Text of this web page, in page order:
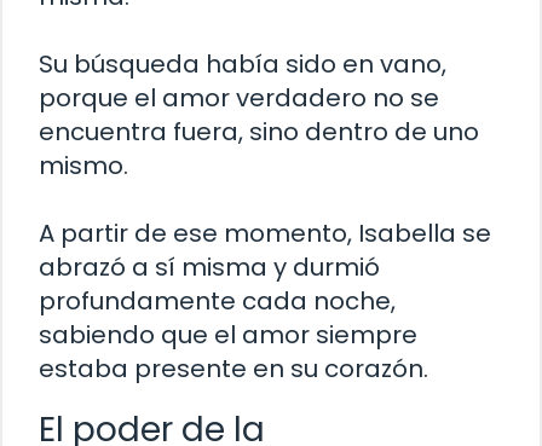
Su búsqueda había sido en vano,
porque el amor verdadero no se
encuentra fuera, sino dentro de uno
mismo.
A partir de ese momento, Isabella se
abrazó a sí misma y durmió
profundamente cada noche,
sabiendo que el amor siempre
estaba presente en su corazón.
El poder de la